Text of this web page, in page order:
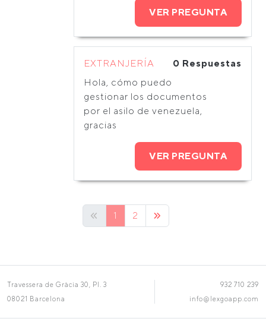
VER PREGUNTA
EXTRANJERÍA
0 Respuestas
Hola, cómo puedo
gestionar los documentos
por el asilo de venezuela,
gracias
VER PREGUNTA
1 2
Travessera de Gràcia 30, Pl. 3
08021 Barcelona
932 710 239
info@lexgoapp.com